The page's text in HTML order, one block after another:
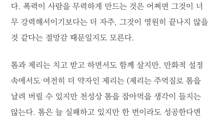
다. 폭력이 사람을 무력하게 만드는 것은 어쩌면 그것이 너
무 강력해서이기보다는 더 자주, 그것이 영원히 끝나지 않을
것 같다는 절망감 때문일지도 모른다.
톰과 제리는 치고 받고 하면서도 함께 살지만, 만화적 설정
속에서도 여전히 더 약자인 제리는 (제리는 주먹질로 톰을
날려 버릴 수 있지만 천성상 톰을 잡아먹을 생각이 들지는
않는다. 톰은 늘 실패하고 있지만 한 번이라도 성공한다면